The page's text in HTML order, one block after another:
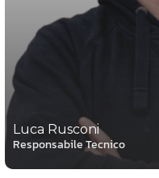
Luca Rusconi
Responsabile Tecnico